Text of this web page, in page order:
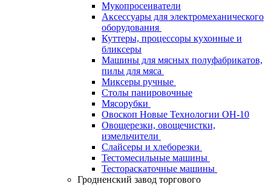
Мукопросеиватели
Аксессуары для электромеханического
оборудования
Куттеры, процессоры кухонные и
бликсеры
Машины для мясных полуфабрикатов,
пилы для мяса
Миксеры ручные
Столы панировочные
Мясорубки
Овоскоп Новые Технологии ОН-10
Овощерезки, овощечистки,
измельчители
Слайсеры и хлеборезки
Тестомесильные машины
Тестораскаточные машины
Гродненский завод торгового